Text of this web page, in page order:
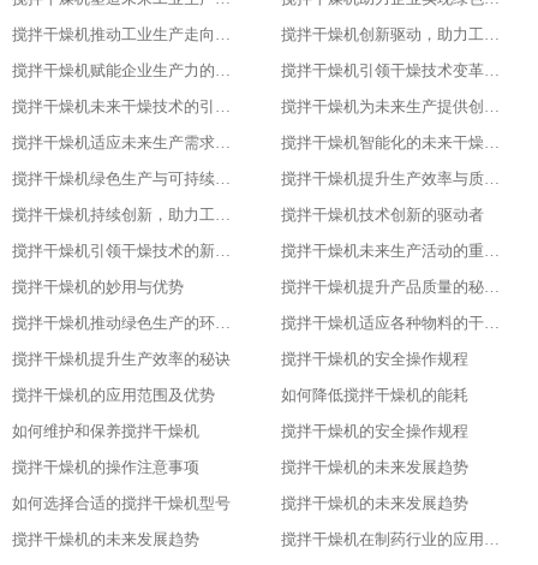
搅拌干燥机推动工业生产走向智能化与可持续发展的关键
搅拌干燥机创新驱动，助力工业生产绿色转型
搅拌干燥机赋能企业生产力的关键设备
搅拌干燥机引领干燥技术变革的先锋
搅拌干燥机未来干燥技术的引领者
搅拌干燥机为未来生产提供创新解决方案
搅拌干燥机适应未来生产需求的关键设备
搅拌干燥机智能化的未来干燥解决方案
搅拌干燥机绿色生产与可持续发展的助力者
搅拌干燥机提升生产效率与质量的关键设备
搅拌干燥机持续创新，助力工业4.0
搅拌干燥机技术创新的驱动者
搅拌干燥机引领干燥技术的新潮流
搅拌干燥机未来生产活动的重要伙伴
搅拌干燥机的妙用与优势
搅拌干燥机提升产品质量的秘密武器
搅拌干燥机推动绿色生产的环保选择
搅拌干燥机适应各种物料的干燥利器
搅拌干燥机提升生产效率的秘诀
搅拌干燥机的安全操作规程
搅拌干燥机的应用范围及优势
如何降低搅拌干燥机的能耗
如何维护和保养搅拌干燥机
搅拌干燥机的安全操作规程
搅拌干燥机的操作注意事项
搅拌干燥机的未来发展趋势
如何选择合适的搅拌干燥机型号
搅拌干燥机的未来发展趋势
搅拌干燥机的未来发展趋势
搅拌干燥机在制药行业的应用及优势